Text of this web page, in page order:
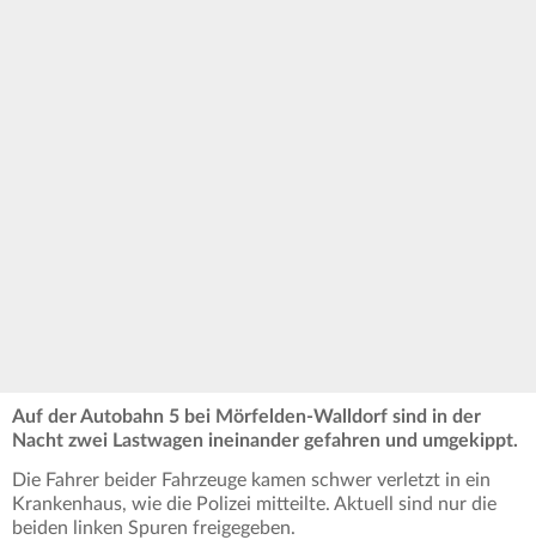
Auf der Autobahn 5 bei Mörfelden-Walldorf sind in der
Nacht zwei Lastwagen ineinander gefahren und umgekippt.
Die Fahrer beider Fahrzeuge kamen schwer verletzt in ein
Krankenhaus, wie die Polizei mitteilte. Aktuell sind nur die
beiden linken Spuren freigegeben.